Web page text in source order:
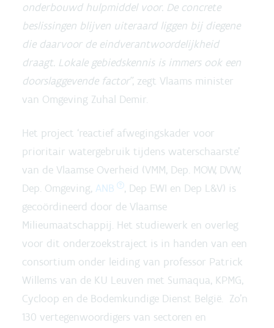
onderbouwd hulpmiddel voor. De concrete
beslissingen blijven uiteraard liggen bij diegene
die daarvoor de eindverantwoordelijkheid
draagt. Lokale gebiedskennis is immers ook een
doorslaggevende factor”, zegt Vlaams minister
van Omgeving Zuhal Demir.
Het project ‘reactief afwegingskader voor
prioritair watergebruik tijdens waterschaarste’
van de Vlaamse Overheid (VMM, Dep. MOW, DVW,
Dep. Omgeving, ANB
, Dep EWI en Dep L&V) is
gecoördineerd door de Vlaamse
Milieumaatschappij. Het studiewerk en overleg
voor dit onderzoekstraject is in handen van een
consortium onder leiding van professor Patrick
Willems van de KU Leuven met Sumaqua, KPMG,
Cycloop en de Bodemkundige Dienst België. Zo’n
130 vertegenwoordigers van sectoren en